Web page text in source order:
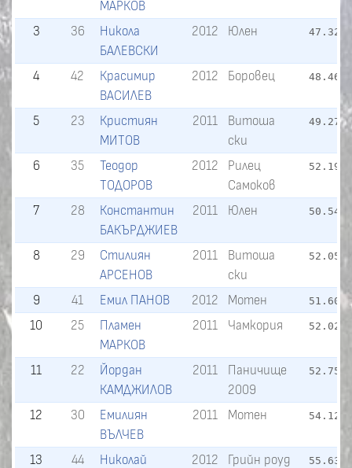
МАРКОВ
3 36
Никола
БАЛЕВСКИ
2012 Юлен 47.32
4 42
Красимир
ВАСИЛЕВ
2012 Боровец 48.46
5 23
Кристиян
МИТОВ
2011
Витоша
ски
49.27
6 35
Теодор
ТОДОРОВ
2012
Рилец
Самоков
52.19
7 28
Константин
БАКЪРДЖИЕВ
2011 Юлен 50.54
8 29
Стилиян
АРСЕНОВ
2011
Витоша
ски
52.05
9 41 Емил ПАНОВ 2012 Мотен 51.60
10 25
Пламен
МАРКОВ
2011 Чамкория 52.02
11 22
Йордан
КАМДЖИЛОВ
2011
Паничище
2009
52.75
12 30
Емилиян
ВЪЛЧЕВ
2011 Мотен 54.12
13 44
Николай
2012 Грийн роуд 55.63